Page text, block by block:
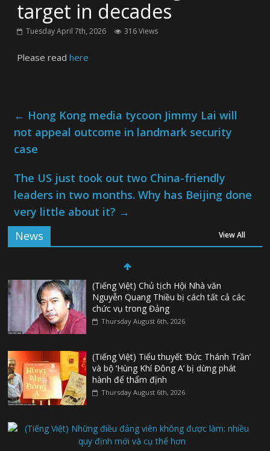
target in decades
Tuesday April 7th, 2026 316 Views
Please readhere
← Hong Kong media tycoon Jimmy Lai will
not appeal outcome in landmark security
case
The US just took out two China-friendly
leaders in two months. Why has Beijing done
very little about it? →
News
View All
(Tiếng Việt) Chủ tịch Hội Nhà văn
Nguyễn Quang Thiều bị cách tất cả các
chức vụ trong Đảng
Thursday August 6th, 2026
(Tiếng Việt) Tiểu thuyết ‘Đức Thánh Trần’
và bộ ‘Hùng Khí Đông A’ bị dừng phát
hành để thẩm định
Thursday August 6th, 2026